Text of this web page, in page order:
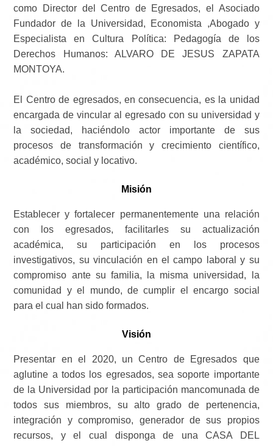
como Director del Centro de Egresados, el Asociado
Fundador de la Universidad, Economista ,Abogado y
Especialista en Cultura Política: Pedagogía de los
Derechos Humanos: ALVARO DE JESUS ZAPATA
MONTOYA.
El Centro de egresados, en consecuencia, es la unidad
encargada de vincular al egresado con su universidad y
la sociedad, haciéndolo actor importante de sus
procesos de transformación y crecimiento científico,
académico, social y locativo.
Misión
Establecer y fortalecer permanentemente una relación
con los egresados, facilitarles su actualización
académica, su participación en los procesos
investigativos, su vinculación en el campo laboral y su
compromiso ante su familia, la misma universidad, la
comunidad y el mundo, de cumplir el encargo social
para el cual han sido formados.
Visión
Presentar en el 2020, un Centro de Egresados que
aglutine a todos los egresados, sea soporte importante
de la Universidad por la participación mancomunada de
todos sus miembros, su alto grado de pertenencia,
integración y compromiso, generador de sus propios
recursos, y el cual disponga de una CASA DEL